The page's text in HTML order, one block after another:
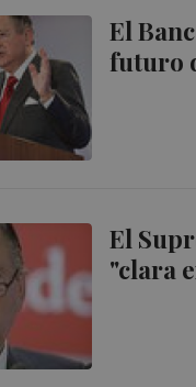
El
futuro
El
"clara